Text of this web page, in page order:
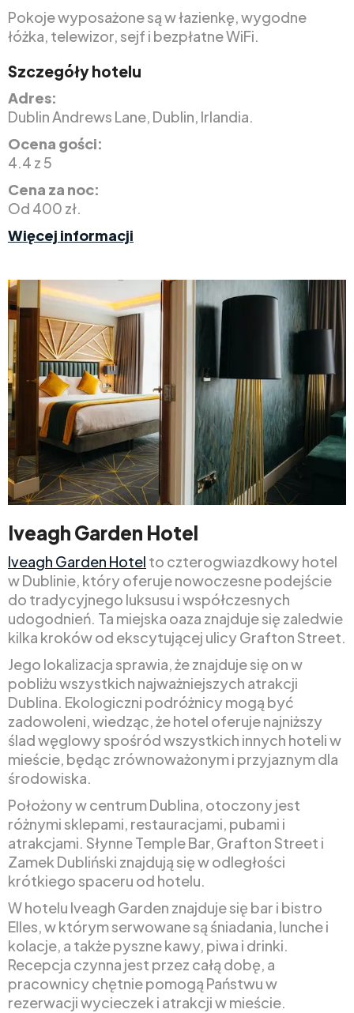
Pokoje wyposażone są w łazienkę, wygodne
łóżka, telewizor, sejf i bezpłatne WiFi.
Szczegóły hotelu
Adres:
Dublin Andrews Lane, Dublin, Irlandia.
Ocena gości:
4.4 z 5
Cena za noc:
Od 400 zł.
Więcej informacji
Iveagh Garden Hotel
Iveagh Garden Hotel to czterogwiazdkowy hotel
w Dublinie, który oferuje nowoczesne podejście
do tradycyjnego luksusu i współczesnych
udogodnień. Ta miejska oaza znajduje się zaledwie
kilka kroków od ekscytującej ulicy Grafton Street.
Jego lokalizacja sprawia, że znajduje się on w
pobliżu wszystkich najważniejszych atrakcji
Dublina. Ekologiczni podróżnicy mogą być
zadowoleni, wiedząc, że hotel oferuje najniższy
ślad węglowy spośród wszystkich innych hoteli w
mieście, będąc zrównoważonym i przyjaznym dla
środowiska.
Położony w centrum Dublina, otoczony jest
różnymi sklepami, restauracjami, pubami i
atrakcjami. Słynne Temple Bar, Grafton Street i
Zamek Dubliński znajdują się w odległości
krótkiego spaceru od hotelu.
W hotelu Iveagh Garden znajduje się bar i bistro
Elles, w którym serwowane są śniadania, lunche i
kolacje, a także pyszne kawy, piwa i drinki.
Recepcja czynna jest przez całą dobę, a
pracownicy chętnie pomogą Państwu w
rezerwacji wycieczek i atrakcji w mieście.